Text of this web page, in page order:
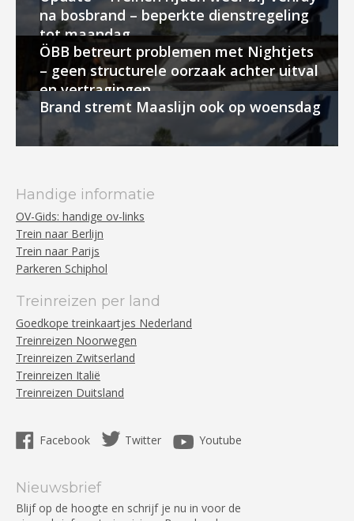
na bosbrand – beperkte dienstregeling
tot maandag
ÖBB betreurt problemen met Nightjets
– geen structurele oorzaak achter uitval
en vertragingen
Brand stremt Maaslijn ook op woensdag
Handige informatie
OV-Gids: handige ov-links
Trein naar Berlijn
Trein naar Parijs
Parkeren Schiphol
Treinreizen per land
Goedkope treinkaartjes Nederland
Treinreizen Noorwegen
Treinreizen Zwitserland
Treinreizen Italië
Treinreizen Duitsland
Facebook Twitter Youtube
Nieuwsbrief
Blijf op de hoogte en schrijf je nu in voor de